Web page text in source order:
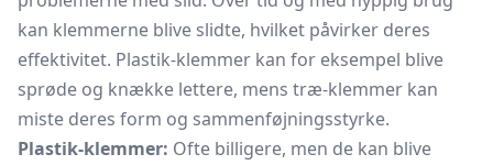
kan klemmerne blive slidte, hvilket påvirker deres
effektivitet. Plastik-klemmer kan for eksempel blive
sprøde og knække lettere, mens træ-klemmer kan
miste deres form og sammenføjningsstyrke.
Plastik-klemmer: Ofte billigere, men de kan blive